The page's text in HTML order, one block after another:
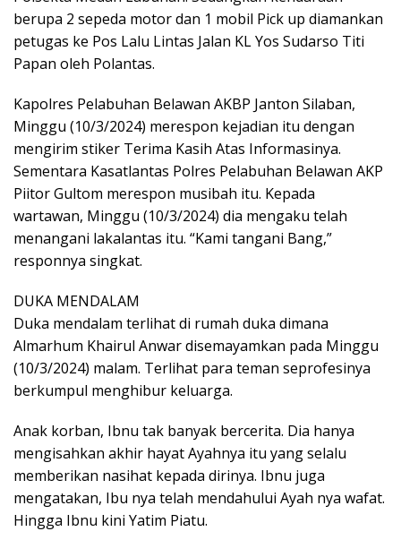
berupa 2 sepeda motor dan 1 mobil Pick up diamankan
petugas ke Pos Lalu Lintas Jalan KL Yos Sudarso Titi
Papan oleh Polantas.
Kapolres Pelabuhan Belawan AKBP Janton Silaban,
Minggu (10/3/2024) merespon kejadian itu dengan
mengirim stiker Terima Kasih Atas Informasinya.
Sementara Kasatlantas Polres Pelabuhan Belawan AKP
Piitor Gultom merespon musibah itu. Kepada
wartawan, Minggu (10/3/2024) dia mengaku telah
menangani lakalantas itu. “Kami tangani Bang,”
responnya singkat.
DUKA MENDALAM
Duka mendalam terlihat di rumah duka dimana
Almarhum Khairul Anwar disemayamkan pada Minggu
(10/3/2024) malam. Terlihat para teman seprofesinya
berkumpul menghibur keluarga.
Anak korban, Ibnu tak banyak bercerita. Dia hanya
mengisahkan akhir hayat Ayahnya itu yang selalu
memberikan nasihat kepada dirinya. Ibnu juga
mengatakan, Ibu nya telah mendahului Ayah nya wafat.
Hingga Ibnu kini Yatim Piatu.